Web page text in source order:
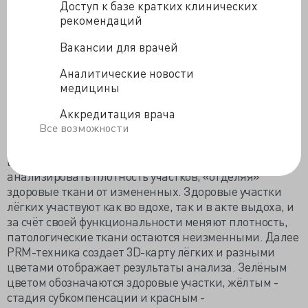
Доступ к базе кратких клинических
рекомендаций
Вакансии для врачей
Аналитические новости
медицины
Аккредитация врача
Все возможности
«разглядеть» точечные изменения лёгких при ХОБЛ.
накладывают
при вдохе и
выдохе, а
в разных функциональных состояниях, что позволяет
анализировать плотность участков, «отделяя»
здоровые ткани от измененных. Здоровые участки
лёгких участвуют как во вдохе, так и в акте выдоха, и
за счёт своей функциональности меняют плотность,
патологические ткани остаются неизменными. Далее
PRM-техника создает 3D-карту лёгких и разными
цветами отображает результаты анализа. Зелёным
цветом обозначаются здоровые участки, жёлтым -
стадия субкомпенсации и красным -